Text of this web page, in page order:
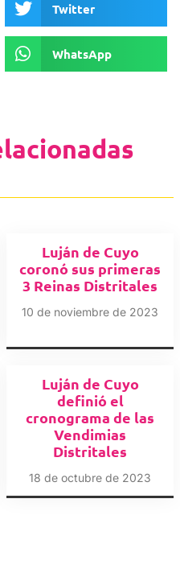
Twitter
WhatsApp
Luján de Cuyo
coronó sus primeras
3 Reinas Distritales
10 de noviembre de 2023
Luján de Cuyo
definió el
cronograma de las
Vendimias
Distritales
18 de octubre de 2023